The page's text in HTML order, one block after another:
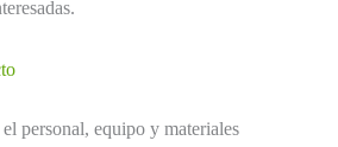
personal, equipo y materiales